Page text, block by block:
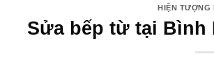
HIỆN TƯỢNG
Sửa bếp từ tại Bình